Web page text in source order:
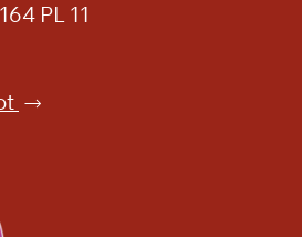
PL 11